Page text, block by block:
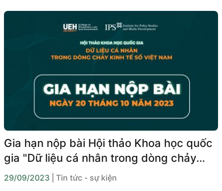
vụ chuyển đổi số đang trở thành mối quan tâm hàng
Gia hạn nộp bài Hội thảo Khoa học quốc
gia "Dữ liệu cá nhân trong dòng chảy
kinh tế số Việt Nam"
29/09/2023
| Tin tức - sự kiện